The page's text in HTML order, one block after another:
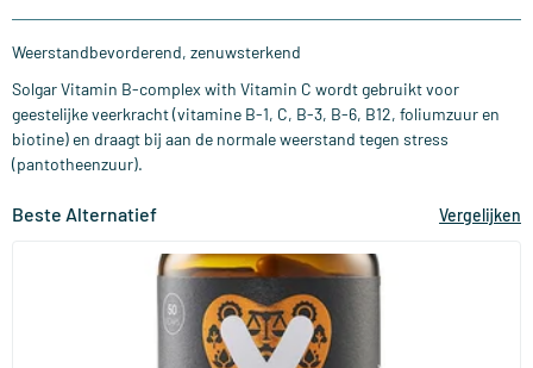
Weerstandbevorderend, zenuwsterkend
Solgar Vitamin B-complex with Vitamin C wordt gebruikt voor
geestelijke veerkracht (vitamine B-1, C, B-3, B-6, B12, foliumzuur en
biotine) en draagt bij aan de normale weerstand tegen stress
(pantotheenzuur).
Beste Alternatief Vergelijken
(44)
Super B Complex vitamine (B complex)
50/​100 vegicaps
Vitaminstore